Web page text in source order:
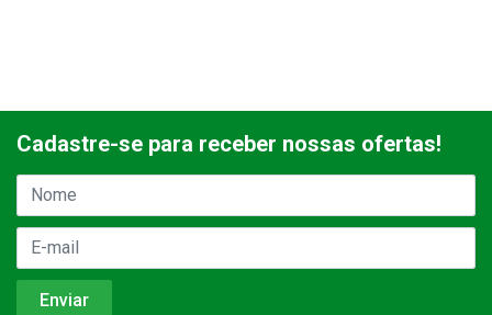
Cadastre-se para receber nossas ofertas!